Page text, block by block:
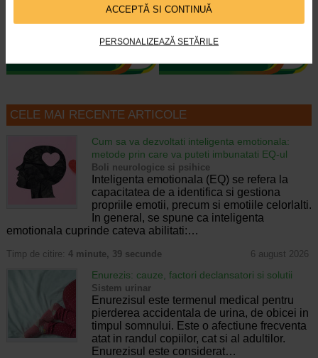
ACCEPTĂ SI CONTINUĂ
PERSONALIZEAZĂ SETĂRILE
O oja clasica rezistenta, care
creeaza o stralucire fabuloasa cu
fiecare strat. Culoarea sa intensa…
O oja clasica rezistenta, care
creeaza o stralucire fabuloasa cu
fiecare strat. Culoarea sa intensa…
CELE MAI RECENTE ARTICOLE
Cum sa va dezvoltati inteligenta emotionala:
metode prin care va puteti imbunatati EQ-ul
Boli neurologice si psihice
Inteligenta emotionala (EQ) se refera la
capacitatea de a identifica si gestiona
propriile emotii, precum si emotiile celorlalti.
In general, se spune ca inteligenta
emotionala cuprinde cateva abilitati:…
Timp de citire: 4 minute, 39 secunde 6 august 2026
Enurezis: cauze, factori declansatori si solutii
Sistem urinar
Enurezisul este termenul medical pentru
pierderea accidentala de urina, de obicei in
timpul somnului. Este o afectiune frecventa
atat in randul copiilor, cat si al adultilor.
Enurezisul este considerat…